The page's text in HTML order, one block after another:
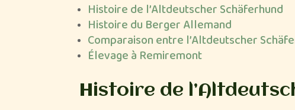
Histoire de l’Altdeutscher Schäferhund
Histoire du Berger Allemand
Comparaison entre l’Altdeutscher
Élevage à Remiremont
Histoire de